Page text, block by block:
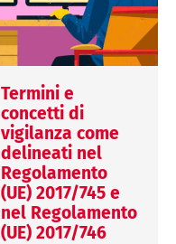
Termini e
concetti di
vigilanza come
delineati nel
Regolamento
(UE) 2017/745 e
nel Regolamento
(UE) 2017/746